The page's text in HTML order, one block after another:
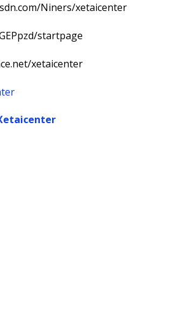
Niners/xetaicenter
startpage
xetaicenter